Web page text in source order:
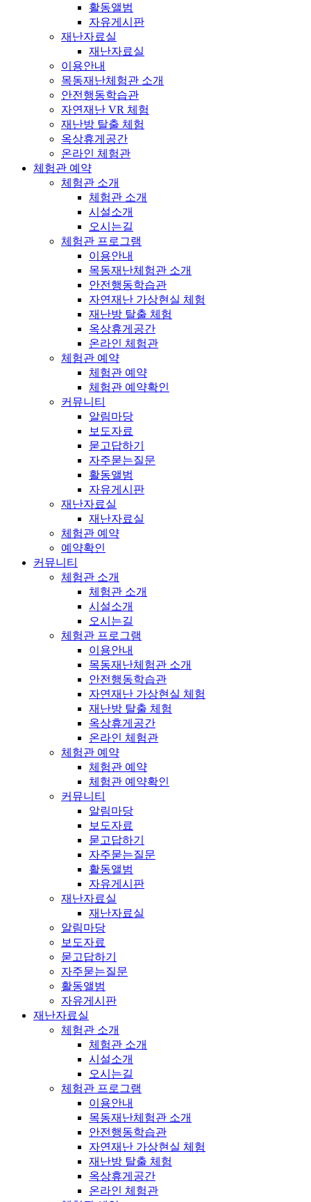
활동앨범
자유게시판
재난자료실
재난자료실
이용안내
목동재난체험관 소개
안전행동학습관
자연재난 VR 체험
재난방 탈출 체험
옥상휴게공간
온라인 체험관
체험관 예약
체험관 소개
체험관 소개
시설소개
오시는길
체험관 프로그램
이용안내
목동재난체험관 소개
안전행동학습관
자연재난 가상현실 체험
재난방 탈출 체험
옥상휴게공간
온라인 체험관
체험관 예약
체험관 예약
체험관 예약확인
커뮤니티
알림마당
보도자료
묻고답하기
자주묻는질문
활동앨범
자유게시판
재난자료실
재난자료실
체험관 예약
예약확인
커뮤니티
체험관 소개
체험관 소개
시설소개
오시는길
체험관 프로그램
이용안내
목동재난체험관 소개
안전행동학습관
자연재난 가상현실 체험
재난방 탈출 체험
옥상휴게공간
온라인 체험관
체험관 예약
체험관 예약
체험관 예약확인
커뮤니티
알림마당
보도자료
묻고답하기
자주묻는질문
활동앨범
자유게시판
재난자료실
재난자료실
알림마당
보도자료
묻고답하기
자주묻는질문
활동앨범
자유게시판
재난자료실
체험관 소개
체험관 소개
시설소개
오시는길
체험관 프로그램
이용안내
목동재난체험관 소개
안전행동학습관
자연재난 가상현실 체험
재난방 탈출 체험
옥상휴게공간
온라인 체험관